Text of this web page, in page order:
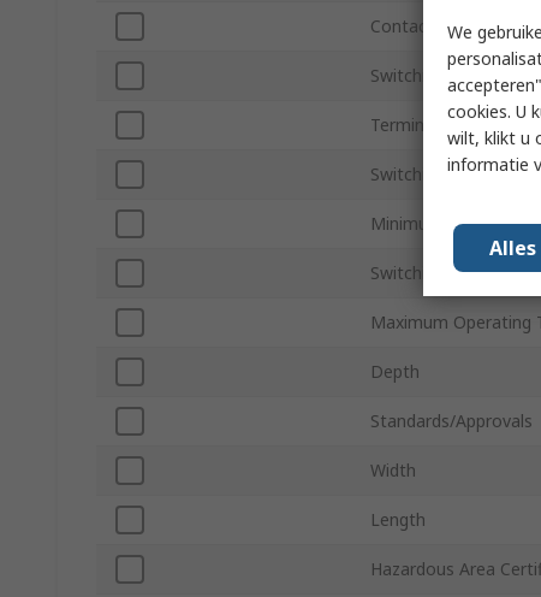
Contact Type
Switching Current
Terminal Type
Switching DC Voltage
Minimum Operating
Switching AC Voltage
Maximum Operating
Depth
Standards/Approvals
Width
Length
Hazardous Area
We
cookies. U
wilt, klikt u
informatie